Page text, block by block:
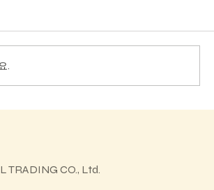
교 HIVE 특성화분야실습실
.
TRADING CO., Ltd.